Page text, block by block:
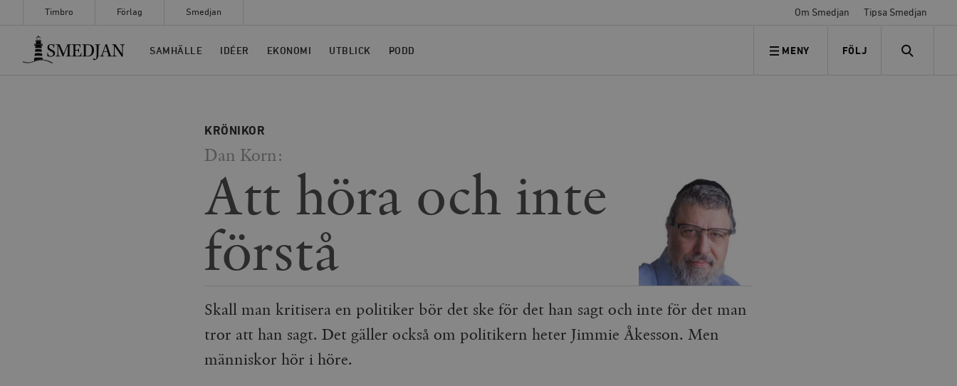
Timbro Förlag Smedjan Om Smedjan Tipsa Smedjan
Timbro
SAMHÄLLE IDÉER EKONOMI UTBLICK PODD MENY FÖLJ
FÖLJ OSS SEARCH
KRÖNIKOR
Dan Korn:
Att höra och inte
förstå
Skall man kritisera en politiker bör det ske för det han sagt och inte för det man
tror att han sagt. Det gäller också om politikern heter Jimmie Åkesson. Men
människor hör i höre.